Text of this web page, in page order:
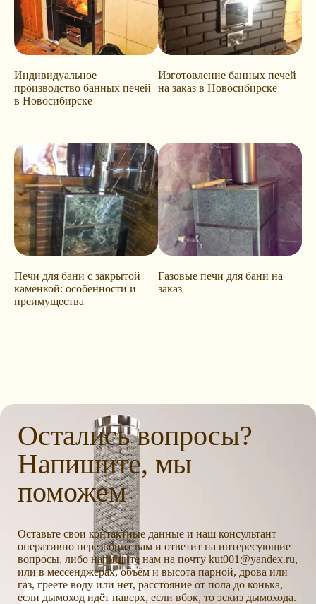
Индивидуальное
производство банных печей
в Новосибирске
Изготовление банных печей
на заказ в Новосибирске
Печи для бани с закрытой
каменкой: особенности и
преимущества
Газовые печи для бани на
заказ
Остались вопросы?
Напишите, мы
поможем
Оставьте свои контактные данные и наш консультант
оперативно перезвонит вам и ответит на интересующие
вопросы, либо напишите нам на почту kut001@yandex.ru,
или в мессенджерах, объём и высота парной, дрова или
газ, греете воду или нет, расстояние от пола до конька,
если дымоход идёт наверх, если вбок, то эскиз дымохода.